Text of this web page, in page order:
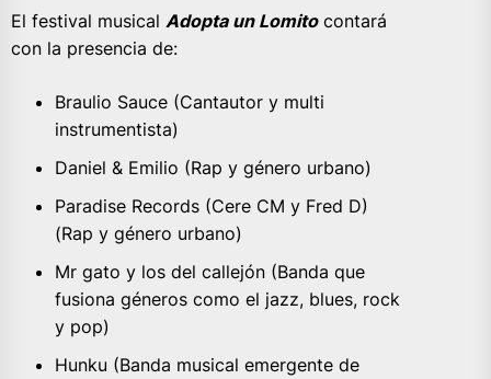
El festival musical Adopta un Lomitocontará
con la presencia de:
Braulio Sauce (Cantautor y multi
instrumentista)
Daniel & Emilio (Rap y género urbano)
Paradise Records (Cere CM y Fred D)
(Rap y género urbano)
Mr gato y los del callejón (Banda que
fusiona géneros como el jazz, blues, rock
y pop)
Hunku (Banda musical emergente de